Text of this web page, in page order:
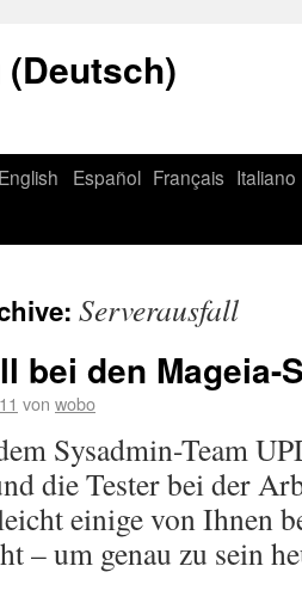
English Español Français Italiano
Serverausfall
bei den Mageia-
von wobo
Sysadmin-Team
die Tester bei der
einige von Ihnen
– um genau zu sein